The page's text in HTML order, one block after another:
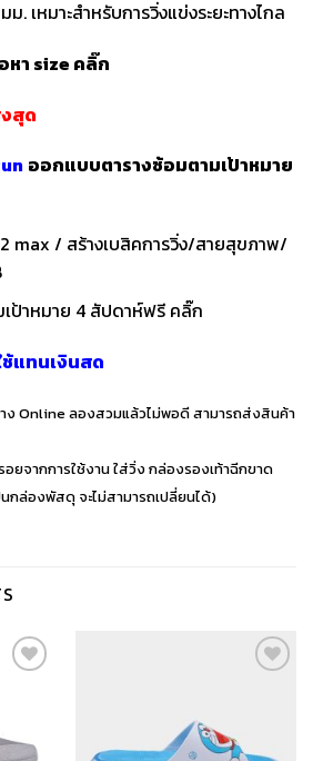
. เหมาะสำหรับการวิ่งแข่งระยะทางไกล
หา size คลิ๊ก
สุด
ออกแบบตารางซ้อมตามเป้าหมาย
max / สร้างเบสิคการวิ่ง/สายสุขภาพ/
ป้าหมาย 4 สัปดาห์ฟรี คลิ๊ก
ช้แทนเงินสด
ง Online ลองสวมแล้วไม่พอดี สามารถส่งสินค้า
ยจากการใช้งาน ใส่วิ่ง กล่องรองเท้าฉีกขาด
กล่องพัสดุ จะไม่สามารถเปลี่ยนได้)
ที่ชอบ ที่ชอบ